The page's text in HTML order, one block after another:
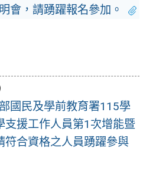
會，請踴躍報名參加。
部國民及學前教育署115學
支援工作人員第1次增能暨
符合資格之人員踴躍參與